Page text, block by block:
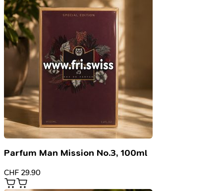
Parfum Man Mission No.3, 100ml
CHF 29.90